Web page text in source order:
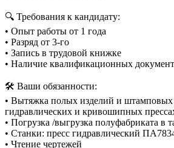
🔍 Требования к кандидату:
• Опыт работы от 1 года
• Разряд от 3-го
• Запись в трудовой книжке
• Наличие квалификационных
🛠️ Ваши обязанности:
• Вытяжка полых изделий и штамповых
гидравлических и кривошипных
• Погрузка /выгрузка полуфабриката в
• Станки: пресс гидравлический
• Чтение чертежей